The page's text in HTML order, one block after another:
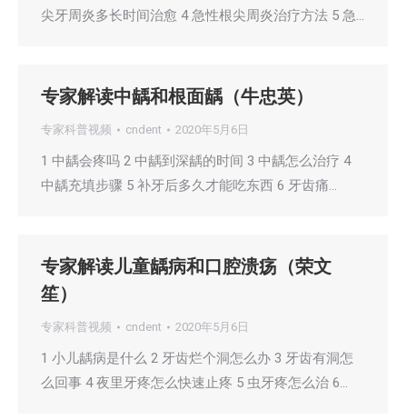
尖牙周炎多长时间治愈 4 急性根尖周炎治疗方法 5 急…
专家解读中龋和根面龋（牛忠英）
专家科普视频 cndent 2020年5月6日
1 中龋会疼吗 2 中龋到深龋的时间 3 中龋怎么治疗 4
中龋充填步骤 5 补牙后多久才能吃东西 6 牙齿痛…
专家解读儿童龋病和口腔溃疡（荣文
笙）
专家科普视频 cndent 2020年5月6日
1 小儿龋病是什么 2 牙齿烂个洞怎么办 3 牙齿有洞怎
么回事 4 夜里牙疼怎么快速止疼 5 虫牙疼怎么治 6…